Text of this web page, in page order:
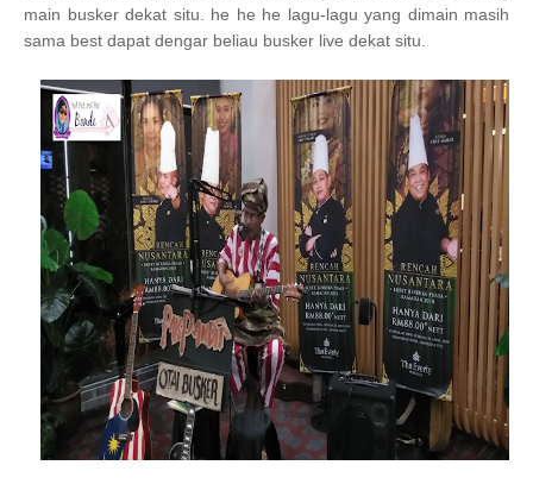
main busker dekat situ. he he he lagu-lagu yang dimain masih
sama best dapat dengar beliau busker live dekat situ.